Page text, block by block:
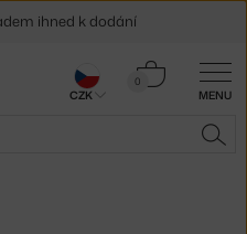
MENU
0
Košík
ihned k dodání
CZK